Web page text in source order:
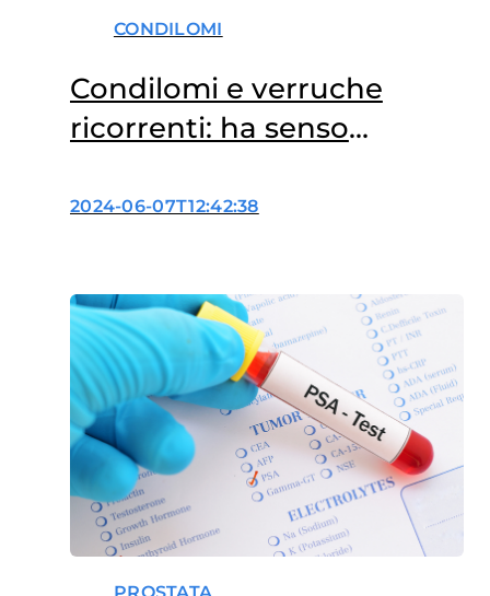
CONDILOMI
Condilomi e verruche
ricorrenti: ha senso
2024-06-07T12:42:38